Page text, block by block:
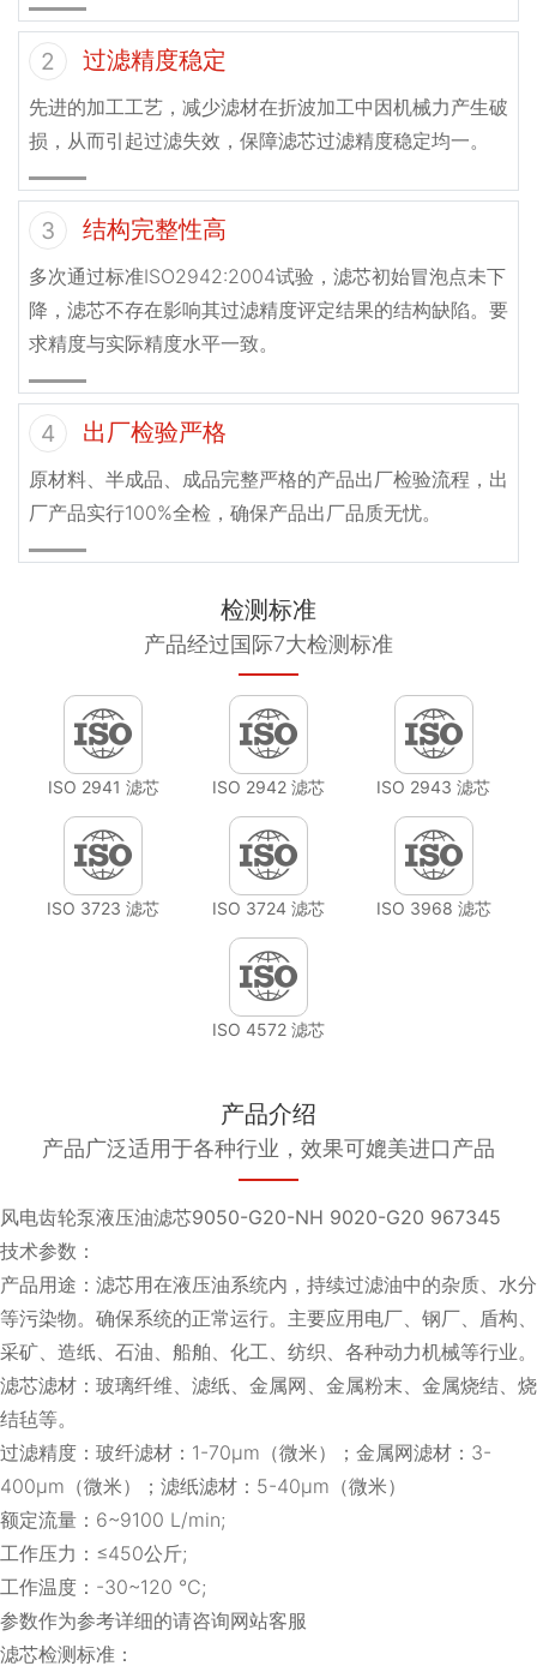
2 过滤精度稳定
先进的加工工艺，减少滤材在折波加工中因机械力产生破
损，从而引起过滤失效，保障滤芯过滤精度稳定均一。
3 结构完整性高
多次通过标准ISO2942:2004试验，滤芯初始冒泡点未下
降，滤芯不存在影响其过滤精度评定结果的结构缺陷。要
求精度与实际精度水平一致。
4 出厂检验严格
原材料、半成品、成品完整严格的产品出厂检验流程，出
厂产品实行100%全检，确保产品出厂品质无忧。
检测标准
产品经过国际7大检测标准
ISO 2941 滤芯 ISO 2942 滤芯 ISO 2943 滤芯
ISO 3723 滤芯 ISO 3724 滤芯 ISO 3968 滤芯
ISO 4572 滤芯
产品介绍
产品广泛适用于各种行业，效果可媲美进口产品
风电齿轮泵液压油滤芯9050-G20-NH 9020-G20 967345
技术参数：
产品用途：滤芯用在液压油系统内，持续过滤油中的杂质、水分
等污染物。确保系统的正常运行。主要应用电厂、钢厂、盾构、
采矿、造纸、石油、船舶、化工、纺织、各种动力机械等行业。
滤芯滤材：玻璃纤维、滤纸、金属网、金属粉末、金属烧结、烧
结毡等。
过滤精度：玻纤滤材：1-70μm（微米）；金属网滤材：3-
400μm（微米）；滤纸滤材：5-40μm（微米）
额定流量：6~9100 L/min;
工作压力：≤450公斤;
工作温度：-30~120 ℃;
参数作为参考详细的请咨询网站客服
滤芯检测标准：